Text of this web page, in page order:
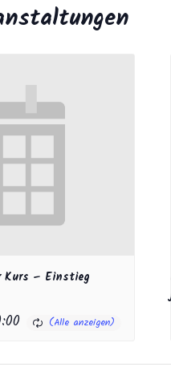
Kurs – Einstieg